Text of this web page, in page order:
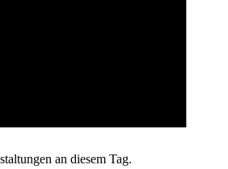
an diesem Tag.